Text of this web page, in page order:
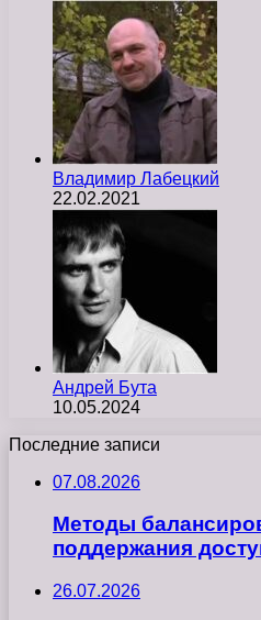
Владимир Лабецкий
22.02.2021
Андрей Бута
10.05.2024
Последние записи
07.08.2026
Методы
поддержания
26.07.2026